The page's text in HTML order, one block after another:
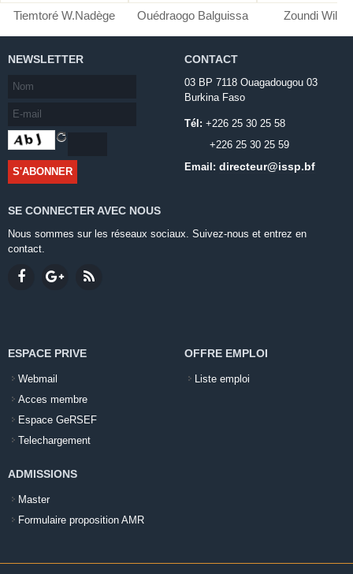
Tiemtoré W.Nadège Ouédraogo Balguissa Zoundi
NEWSLETTER CONTACT
03 BP 7118 Ouagadougou 03
Burkina Faso
Tél: +226 25 30 25 58
+226 25 30 25 59
Email: directeur@issp.bf
SE CONNECTER AVEC NOUS
Nous sommes sur les réseaux sociaux. Suivez-nous et entrez en
contact.
ESPACE PRIVE
Webmail
Acces membre
Espace GeRSEF
Telechargement
OFFRE EMPLOI
Liste emploi
ADMISSIONS
Master
Formulaire proposition AMR